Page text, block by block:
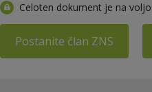
Celoten dokument je na
Postanite član ZNS